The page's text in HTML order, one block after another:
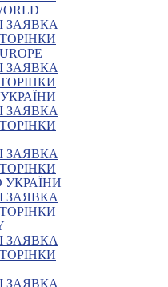
ЗАЯВКА
ЗАЯВКА
ЗАЯВКА
ЗАЯВКА
ЗАЯВКА
ЗАЯВКА
ЗАЯВКА